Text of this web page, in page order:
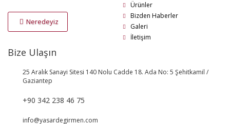
Neredeyiz
Ürünler
Bizden Haberler
Galeri
İletişim
Bize Ulaşın
25 Aralık Sanayi Sitesi 140 Nolu Cadde 18. Ada No: 5 Şehitkamil /
Gaziantep
+90 342 238 46 75
info@yasardegirmen.com